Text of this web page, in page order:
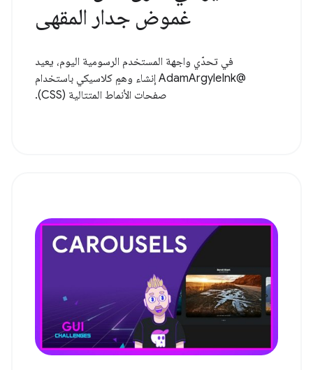
غموض جدار المقهى
في تحدّي واجهة المستخدم الرسومية اليوم، يعيد
@AdamArgyleInk إنشاء وهمٍ كلاسيكي باستخدام
صفحات الأنماط المتتالية (CSS).